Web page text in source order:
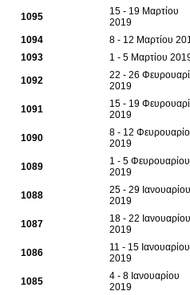
1095
15 - 19 Μαρτίου
2019
1094
8 - 12 Μαρτίου
1093 1 - 5 Μαρτίου
1092
22 - 26
2019
1091
15 - 19
2019
1090
8 - 12
2019
1089
1 - 5 Φευρουαρίου
2019
1088
25 - 29 Ιανουαρίου
2019
1087
18 - 22 Ιανουαρίου
2019
1086
11 - 15 Ιανουαρίου
2019
1085
4 - 8 Ιανουαρίου
2019